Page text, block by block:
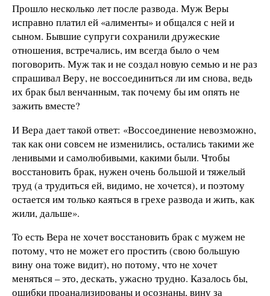
Прошло несколько лет после развода. Муж Веры
исправно платил ей «алименты» и общался с ней и
сыном. Бывшие супруги сохранили дружеские
отношения, встречались, им всегда было о чем
поговорить. Муж так и не создал новую семью и не раз
спрашивал Веру, не воссоединиться ли им снова, ведь
их брак был венчанным, так почему бы им опять не
зажить вместе?
И Вера дает такой ответ: «Воссоединение невозможно,
так как они совсем не изменились, остались такими же
ленивыми и самолюбивыми, какими были. Чтобы
восстановить брак, нужен очень большой и тяжелый
труд (а трудиться ей, видимо, не хочется), и поэтому
остается им только каяться в грехе развода и жить, как
жили, дальше».
То есть Вера не хочет восстановить брак с мужем не
потому, что не может его простить (свою большую
вину она тоже видит), но потому, что не хочет
меняться – это, дескать, ужасно трудно. Казалось бы,
ошибки проанализированы и осознаны, вину за